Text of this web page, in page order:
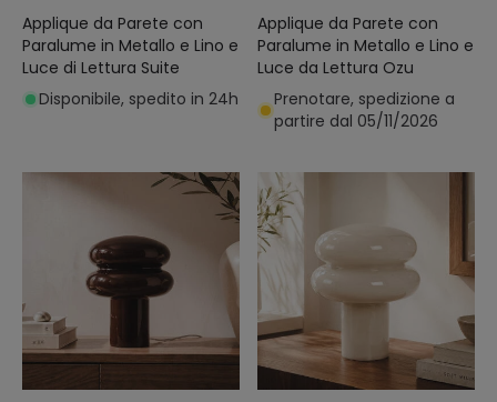
Applique da Parete con
Paralume in Metallo e Lino e
Luce di Lettura Suite
Disponibile, spedito in 24h
Applique da Parete con
Paralume in Metallo e Lino e
Luce da Lettura Ozu
Prenotare, spedizione a
partire dal 05/11/2026